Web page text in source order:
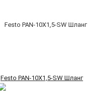
Festo PAN-10X1,5-SW Шланг